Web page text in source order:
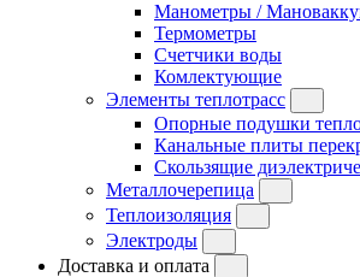
Манометры /
Термометры
Счетчики воды
Комлектующие
Элементы теплотрасс
Опорные подушки
Канальные плиты
Скользящие
Металлочерепица
Теплоизоляция
Электроды
Доставка и оплата